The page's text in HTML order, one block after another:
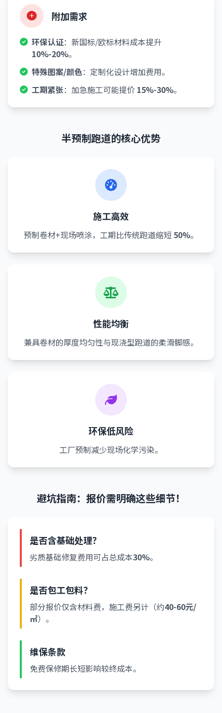
附加需求
环保认证：新国标/欧标材料成本提升
10%-20%。
特殊图案/颜色：定制化设计增加费用。
工期紧张：加急施工可能提价 15%-30%。
半预制跑道的核心优势
施工高效
预制卷材+现场喷涂，工期比传统跑道缩短 50%。
性能均衡
兼具卷材的厚度均匀性与现浇型跑道的柔滑脚感。
环保低风险
工厂预制减少现场化学污染。
避坑指南：报价需明确这些细节！
是否含基础处理？
劣质基础修复费用可占总成本30%。
是否包工包料？
部分报价仅含材料费，施工费另计（约40-60元/
㎡）。
维保条款
免费保修期长短影响较终成本。